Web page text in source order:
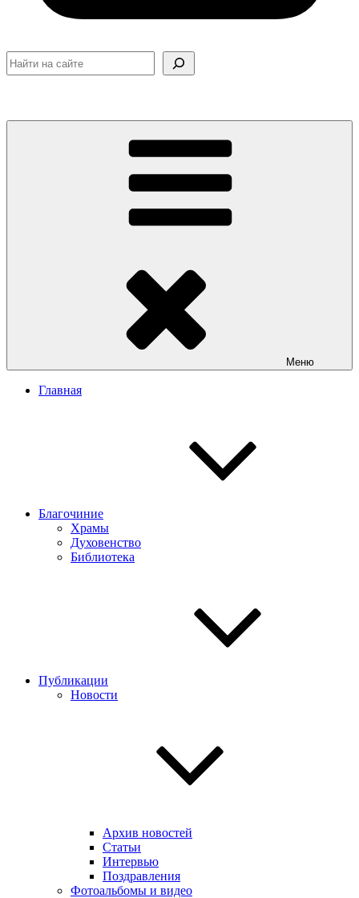
Поиск
Меню
Главная
Благочиние
Храмы
Духовенство
Библиотека
Публикации
Новости
Архив новостей
Статьи
Интервью
Поздравления
Фотоальбомы и видео